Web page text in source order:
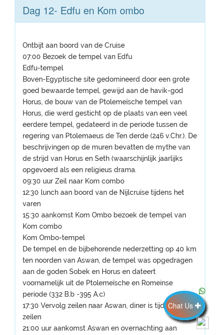
Dag 12- Edfu en Kom ombo
Ontbijt aan boord van de Cruise
07:00 Bezoek de tempel van Edfu
Edfu-tempel
Boven-Egyptische site gedomineerd door een grote
goed bewaarde tempel, gewijd aan de havik-god
Horus, de bouw van de Ptolemeïsche tempel van
Horus, die werd gesticht op de plaats van een veel
eerdere tempel, gedateerd in de periode tussen de
regering van Ptolemaeus de Ten derde (246 v.Chr.). De
beschrijvingen op de muren bevatten de mythe van
de strijd van Horus en Seth (waarschijnlijk jaarlijks
opgevoerd als een religieus drama.
09:30 uur Zeil naar Kom combo
12:30 lunch aan boord van de Nijlcruise tijdens het
varen
15:30 aankomst Kom Ombo bezoek de tempel van
Kom combo
Kom Ombo-tempel
De tempel en de bijbehorende nederzetting op 40 km
ten noorden van Aswan, de tempel was opgedragen
aan de goden Sobek en Horus en dateert
voornamelijk uit de Ptolemeïsche en Romeinse
periode (332 B.b -395 A.c)
17:30 Vervolg zeilen naar Aswan, diner is tijdens het
zeilen
21:00 uur aankomst Aswan en overnachting aan
Chat Us